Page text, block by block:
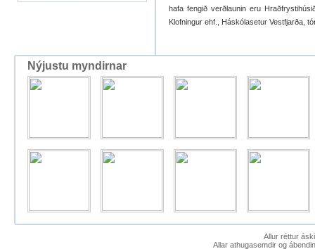
hafa fengið verðlaunin eru
Klofningur ehf., Háskólasetur Vestfjarða,
Nýjustu myndirnar
Allur réttur
Allar athugasemdir og